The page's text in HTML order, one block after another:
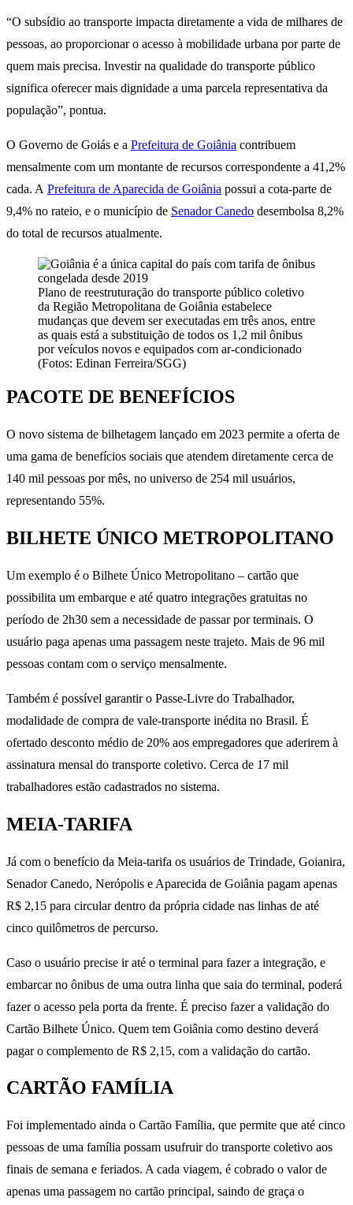
“O subsídio ao transporte impacta diretamente a vida de milhares de
pessoas, ao proporcionar o acesso à mobilidade urbana por parte de
quem mais precisa. Investir na qualidade do transporte público
significa oferecer mais dignidade a uma parcela representativa da
população”, pontua.
O Governo de Goiás e a Prefeitura de Goiânia contribuem
mensalmente com um montante de recursos correspondente a 41,2%
cada. A Prefeitura de Aparecida de Goiânia possui a cota-parte de
9,4% no rateio, e o município de Senador Canedo desembolsa 8,2%
do total de recursos atualmente.
Plano de reestruturação do transporte público coletivo
da Região Metropolitana de Goiânia estabelece
mudanças que devem ser executadas em três anos, entre
as quais está a substituição de todos os 1,2 mil ônibus
por veículos novos e equipados com ar-condicionado
(Fotos: Edinan Ferreira/SGG)
PACOTE DE BENEFÍCIOS
O novo sistema de bilhetagem lançado em 2023 permite a oferta de
uma gama de benefícios sociais que atendem diretamente cerca de
140 mil pessoas por mês, no universo de 254 mil usuários,
representando 55%.
BILHETE ÚNICO METROPOLITANO
Um exemplo é o Bilhete Único Metropolitano – cartão que
possibilita um embarque e até quatro integrações gratuitas no
período de 2h30 sem a necessidade de passar por terminais. O
usuário paga apenas uma passagem neste trajeto. Mais de 96 mil
pessoas contam com o serviço mensalmente.
Também é possível garantir o Passe-Livre do Trabalhador,
modalidade de compra de vale-transporte inédita no Brasil. É
ofertado desconto médio de 20% aos empregadores que aderirem à
assinatura mensal do transporte coletivo. Cerca de 17 mil
trabalhadores estão cadastrados no sistema.
MEIA-TARIFA
Já com o benefício da Meia-tarifa os usuários de Trindade, Goianira,
Senador Canedo, Nerópolis e Aparecida de Goiânia pagam apenas
R$ 2,15 para circular dentro da própria cidade nas linhas de até
cinco quilômetros de percurso.
Caso o usuário precise ir até o terminal para fazer a integração, e
embarcar no ônibus de uma outra linha que saia do terminal, poderá
fazer o acesso pela porta da frente. É preciso fazer a validação do
Cartão Bilhete Único. Quem tem Goiânia como destino deverá
pagar o complemento de R$ 2,15, com a validação do cartão.
CARTÃO FAMÍLIA
Foi implementado ainda o Cartão Família, que permite que até cinco
pessoas de uma família possam usufruir do transporte coletivo aos
finais de semana e feriados. A cada viagem, é cobrado o valor de
apenas uma passagem no cartão principal, saindo de graça o